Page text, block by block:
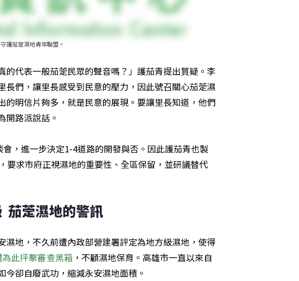
護茄萣濕地青年聯盟。
的代表一般茄萣民眾的聲音嗎？」護茄青提出質疑。李
長們，讓里長感受到民意的壓力，因此號召關心茄萣濕
的明信片夠多，就是民意的展現。要讓里長知道，他們
開路派說話。
，進一步決定1-4道路的開發與否。因此護茄青也製
，要求市府正視濕地的重要性、全區保留，並研議替代
茄萣濕地的警訊
濕地，不久前遭內政部營建署評定為地方級濕地，使得
此抨擊審查黑箱 ，不顧濕地保育。高雄市一直以來自
卻自廢武功，縮減永安濕地面積。